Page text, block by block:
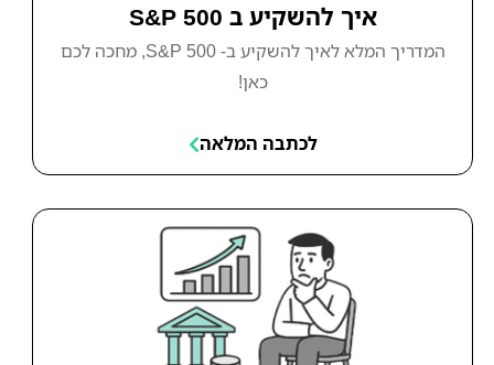
איך להשקיע ב S&P 500
המדריך המלא לאיך להשקיע ב- S&P 500, מחכה לכם
כאן!
לכתבה המלאה